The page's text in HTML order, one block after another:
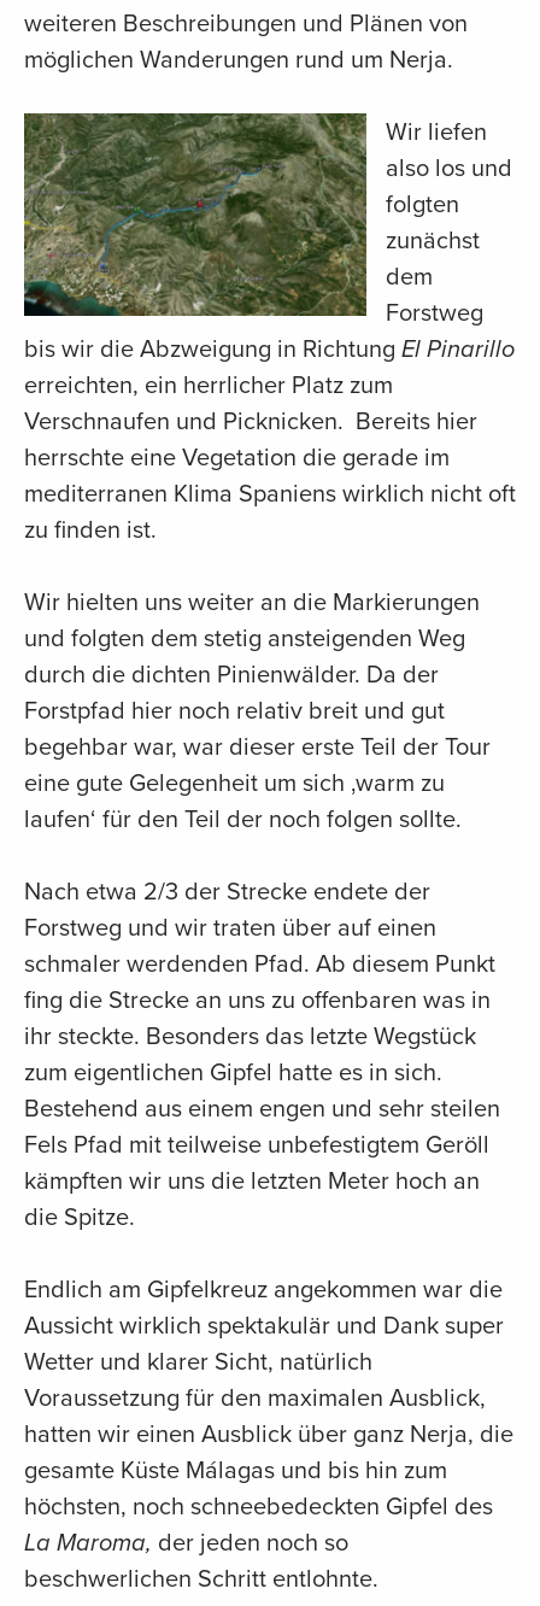
weiteren Beschreibungen und Plänen von
möglichen Wanderungen rund um Nerja.
Wir liefen
also los und
folgten
zunächst
dem
Forstweg
bis wir die Abzweigung in Richtung El Pinarillo
erreichten, ein herrlicher Platz zum
Verschnaufen und Picknicken. Bereits hier
herrschte eine Vegetation die gerade im
mediterranen Klima Spaniens wirklich nicht oft
zu finden ist.
Wir hielten uns weiter an die Markierungen
und folgten dem stetig ansteigenden Weg
durch die dichten Pinienwälder. Da der
Forstpfad hier noch relativ breit und gut
begehbar war, war dieser erste Teil der Tour
eine gute Gelegenheit um sich ‚warm zu
laufen‘ für den Teil der noch folgen sollte.
Nach etwa 2/3 der Strecke endete der
Forstweg und wir traten über auf einen
schmaler werdenden Pfad. Ab diesem Punkt
fing die Strecke an uns zu offenbaren was in
ihr steckte. Besonders das letzte Wegstück
zum eigentlichen Gipfel hatte es in sich.
Bestehend aus einem engen und sehr steilen
Fels Pfad mit teilweise unbefestigtem Geröll
kämpften wir uns die letzten Meter hoch an
die Spitze.
Endlich am Gipfelkreuz angekommen war die
Aussicht wirklich spektakulär und Dank super
Wetter und klarer Sicht, natürlich
Voraussetzung für den maximalen Ausblick,
hatten wir einen Ausblick über ganz Nerja, die
gesamte Küste Málagas und bis hin zum
höchsten, noch schneebedeckten Gipfel des
La Maroma, der jeden noch so
beschwerlichen Schritt entlohnte.